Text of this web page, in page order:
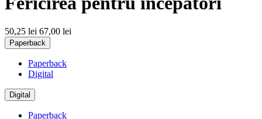
50,25 lei 67,00 lei
Paperback
Paperback
Digital
Digital
Paperback